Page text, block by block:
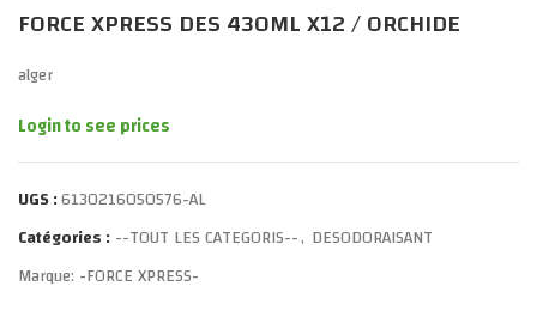
FORCE XPRESS DES 430ML X12 / ORCHIDE
alger
Login to see prices
UGS :6130216050576-AL
Catégories :--TOUT LES CATEGORIS--, DESODORAISANT
Marque: -FORCE XPRESS-